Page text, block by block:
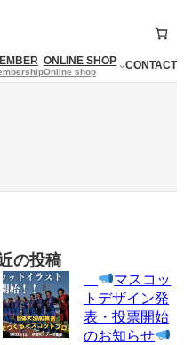
ONLINE SHOP
Online shop CONTACT
の投稿
マスコッ
トデザイン発
表・投票開始
のお知らせ